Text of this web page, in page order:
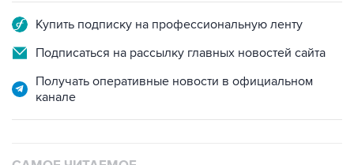
Подписаться на рассылку главных новостей сайта
Получать оперативные новости в официальном